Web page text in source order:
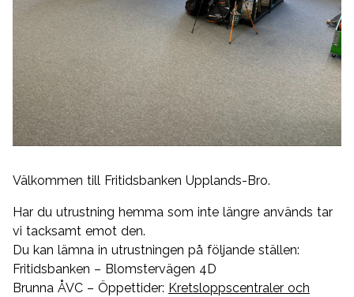
Välkommen till Fritidsbanken Upplands-Bro.
Har du utrustning hemma som inte längre används tar
vi tacksamt emot den.
Du kan lämna in utrustningen på följande ställen:
Fritidsbanken – Blomstervägen 4D
Brunna ÅVC – Öppettider: Kretsloppscentraler och